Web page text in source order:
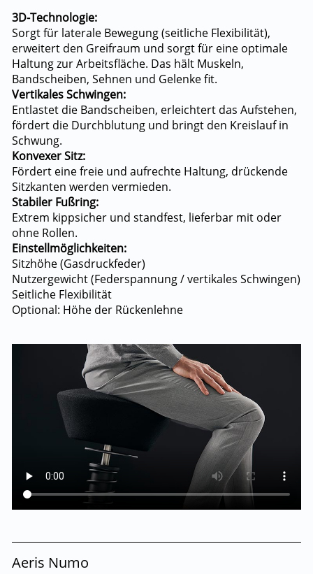
3D-Technologie:
Sorgt für laterale Bewegung (seitliche Flexibilität),
erweitert den Greifraum und sorgt für eine optimale
Haltung zur Arbeitsfläche. Das hält Muskeln,
Bandscheiben, Sehnen und Gelenke fit.
Vertikales Schwingen:
Entlastet die Bandscheiben, erleichtert das Aufstehen,
fördert die Durchblutung und bringt den Kreislauf in
Schwung.
Konvexer Sitz:
Fördert eine freie und aufrechte Haltung, drückende
Sitzkanten werden vermieden.
Stabiler Fußring:
Extrem kippsicher und standfest, lieferbar mit oder
ohne Rollen.
Einstellmöglichkeiten:
Sitzhöhe (Gasdruckfeder)
Nutzergewicht (Federspannung / vertikales Schwingen)
Seitliche Flexibilität
Optional: Höhe der Rückenlehne
Aeris Numo